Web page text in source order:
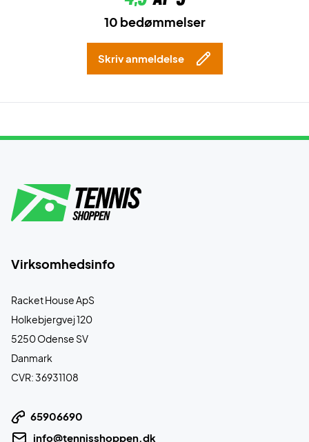
10 bedømmelser
Skriv anmeldelse
Virksomhedsinfo
Racket House ApS
Holkebjergvej 120
5250 Odense SV
Danmark
CVR: 36931108
65906690
info@tennisshoppen.dk